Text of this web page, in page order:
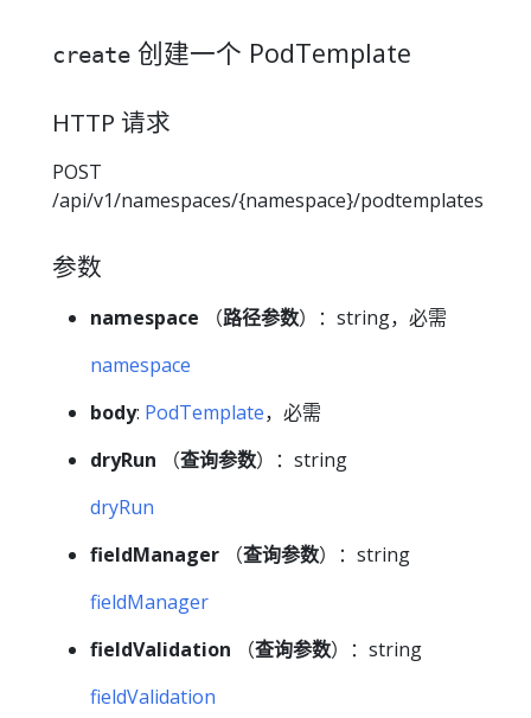
create 创建一个 PodTemplate
HTTP 请求
POST
/api/v1/namespaces/{namespace}/podtemplates
参数
namespace （路径参数）：string，必需
namespace
body: PodTemplate，必需
dryRun （查询参数）：string
dryRun
fieldManager （查询参数）：string
fieldManager
fieldValidation （查询参数）：string
fieldValidation